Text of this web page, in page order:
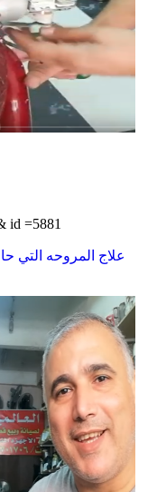
id =5881
علاج المروحه التي